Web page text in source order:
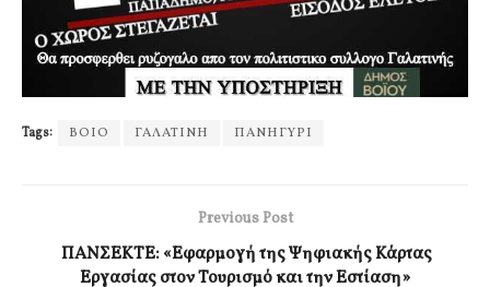
Tags: ΒΟΙΟ ΓΑΛΑΤΙΝΗ ΠΑΝΗΓΥΡΙ
Previous Post
ΠΑΝΣΕΚΤΕ: «Εφαρμογή της Ψηφιακής Κάρτας
Εργασίας στον Τουρισμό και την Εστίαση»